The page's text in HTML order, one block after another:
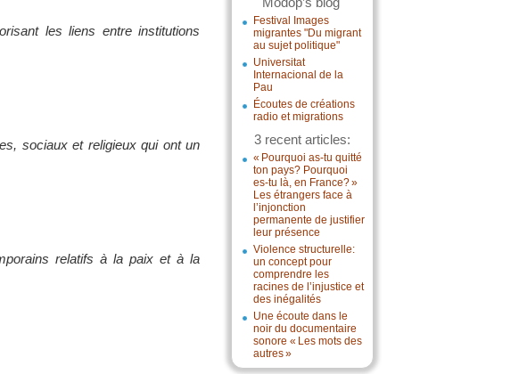
Festival Images
migrantes "Du migrant
au sujet politique"
Universitat
Internacional de la
Pau
Écoutes de créations
radio et migrations
3 recent articles:
« Pourquoi as-tu quitté
ton pays? Pourquoi
es-tu là, en France? »
Les étrangers face à
l’injonction
permanente de justifier
leur présence
Violence structurelle:
un concept pour
comprendre les
racines de l’injustice et
des inégalités
Une écoute dans le
noir du documentaire
sonore « Les mots des
autres »
les liens entre institutions
sociaux et religieux qui ont un
relatifs à la paix et à la